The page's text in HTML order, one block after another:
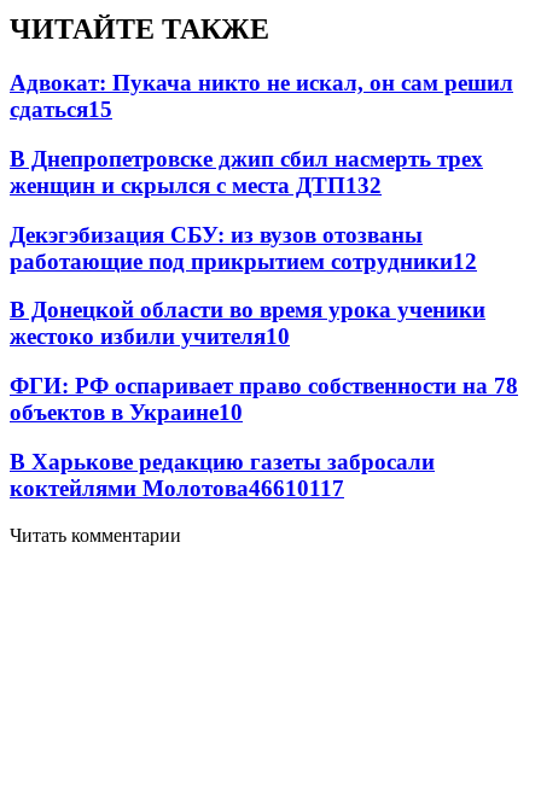
ЧИТАЙТЕ ТАКЖЕ
Адвокат: Пукача никто не искал, он сам решил
сдаться15
В Днепропетровске джип сбил насмерть трех
женщин и скрылся с места ДТП132
Декэгэбизация СБУ: из вузов отозваны
работающие под прикрытием сотрудники12
В Донецкой области во время урока ученики
жестоко избили учителя10
ФГИ: РФ оспаривает право собственности на 78
объектов в Украине10
В Харькове редакцию газеты забросали
коктейлями Молотова46610117
Читать комментарии